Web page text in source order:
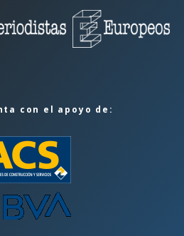
con el apoyo de: